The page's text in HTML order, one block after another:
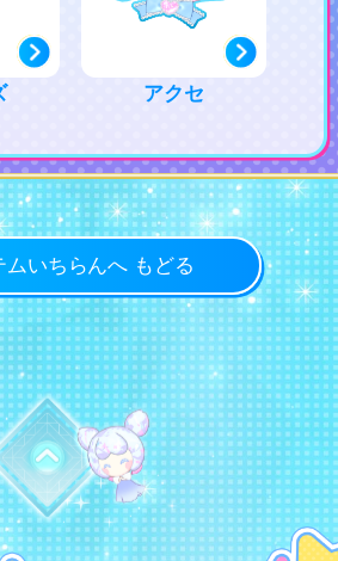
アクセ
ムいちらんへ もどる
トップに戻る